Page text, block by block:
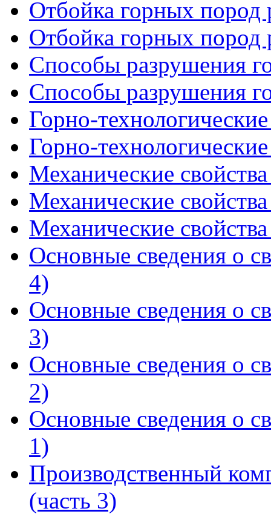
Отбойка горных пород
Отбойка горных пород
Способы разрушения
Способы разрушения
Горно-
Горно-
Механические
Механические
Механические
Основные сведения о
4)
Основные сведения о
3)
Основные сведения о
2)
Основные сведения о
1)
Производственный
(часть 3)